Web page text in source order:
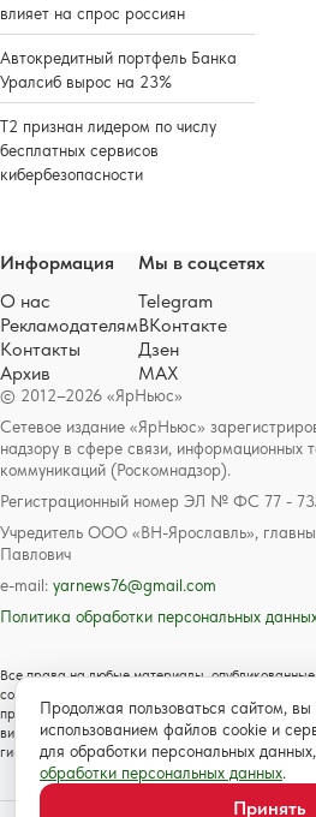
влияет на спрос россиян
Автокредитный портфель Банка
Уралсиб вырос на 23%
Т2 признан лидером по числу
бесплатных сервисов
кибербезопасности
© 2012–2026 «ЯрНьюс»
Сетевое издание «ЯрНьюс»
надзору в сфере связи, информационных
коммуникаций (Роскомнадзор).
Регистрационный номер ЭЛ № ФС 77 -
Учредитель ООО «ВН-Ярославль»,
Павлович
e-mail: yarnews76@gmail.com
Политика обработки персональных
Все права на любые материалы,
соответствии с российским и международным
праве и смежных правах. Любое использование
видеоматериалов возможно только с согласия
гиперссылкой на сайт https://www.yarnews.net;
Информация
О нас
Рекламодателям
Контакты
Архив
Мы в соцсетях
Telegram
ВКонтакте
Дзен
MAX
Продолжая пользоваться сайтом, вы
использованием файлов cookie и
для обработки персональных
обработки персональных данных.
Принять